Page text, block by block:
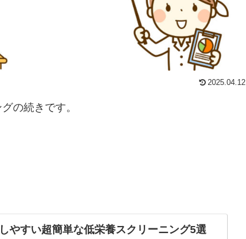
2025.04.12
の続きです。
やすい超簡単な低栄養スクリーニング5選